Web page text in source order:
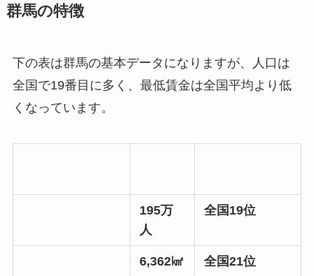
群馬の特徴
下の表は群馬の基本データになりますが、人口は
全国で19番目に多く、最低賃金は全国平均より低
くなっています。
195万
人
全国19位
6,362㎢ 全国21位